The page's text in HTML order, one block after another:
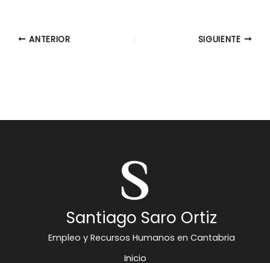
ANTERIOR SIGUIENTE
Santiago Saro Ortiz
Empleo y Recursos Humanos en Cantabria
Inicio